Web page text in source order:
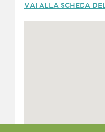
VAI ALLA SCHEDA